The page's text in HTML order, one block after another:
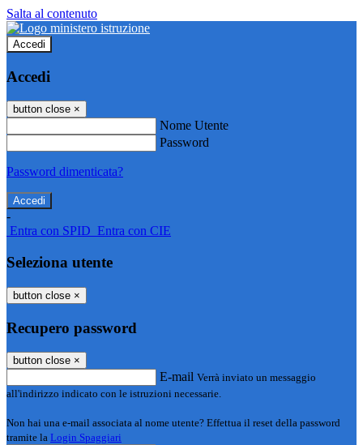
Salta al contenuto
Accedi
Accedi
button close ×
Nome Utente
Password
Password dimenticata?
-
Entra con SPID Entra con CIE
Seleziona utente
button close ×
Recupero password
button close ×
E-mail Verrà inviato un messaggio
all'indirizzo indicato con le istruzioni necessarie.
Non hai una e-mail associata al nome utente? Effettua il reset della password
tramite la Login Spaggiari